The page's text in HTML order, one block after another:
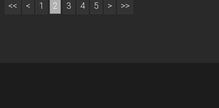
<< < 1 2 3 4 5 > >>